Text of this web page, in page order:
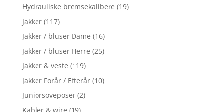
Hydrauliske bremsekalibere (19)
Jakker (117)
Jakker / bluser Dame (16)
Jakker / bluser Herre (25)
Jakker & veste (119)
Jakker Forår / Efterår (10)
Juniorsoveposer (2)
Kabler & wire (19)